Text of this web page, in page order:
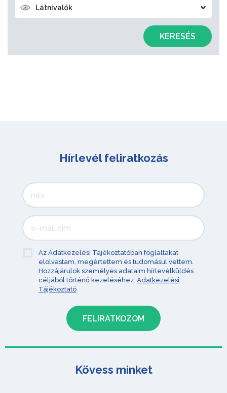
Látnivalók
KERESÉS
Hírlevél feliratkozás
Az Adatkezelési Tájékoztatóban foglaltakat
elolvastam, megértettem és tudomásul vettem.
Hozzájárulok személyes adataim hírlevélküldés
céljából történő kezeléséhez. Adatkezelési
Tájékoztató
Kövess minket